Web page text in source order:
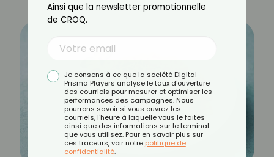
Ainsi que la newsletter promotionnelle
de CROQ.
Je consens à ce que la société Digital
Prisma Players analyse le taux d'ouverture
des courriels pour mesurer et optimiser les
performances des campagnes. Nous
pourrons savoir si vous ouvrez les
courriels, l'heure à laquelle vous le faites
ainsi que des informations sur le terminal
que vous utilisez. Pour en savoir plus sur
ces traceurs, voir notre politique de
confidentialité.